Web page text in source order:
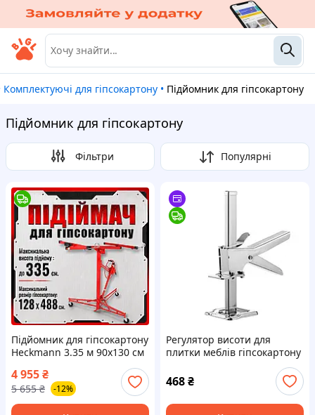
Комплектуючі для гіпсокартону • Підйомник для гіпсокартону
Підйомник для гіпсокартону
Фільтри Популярні
Підйомник для гіпсокартону
Heckmann 3.35 м 90x130 см
монтажний тримач
4 955₴
5 655 ₴ -12%
Регулятор висоти для
плитки меблів гіпсокартону
універсальний 260 мм
468₴